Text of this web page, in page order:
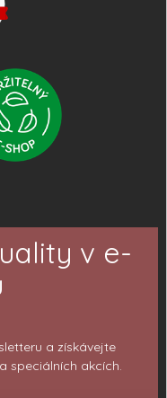
v e-
a získávejte
speciálních akcích.